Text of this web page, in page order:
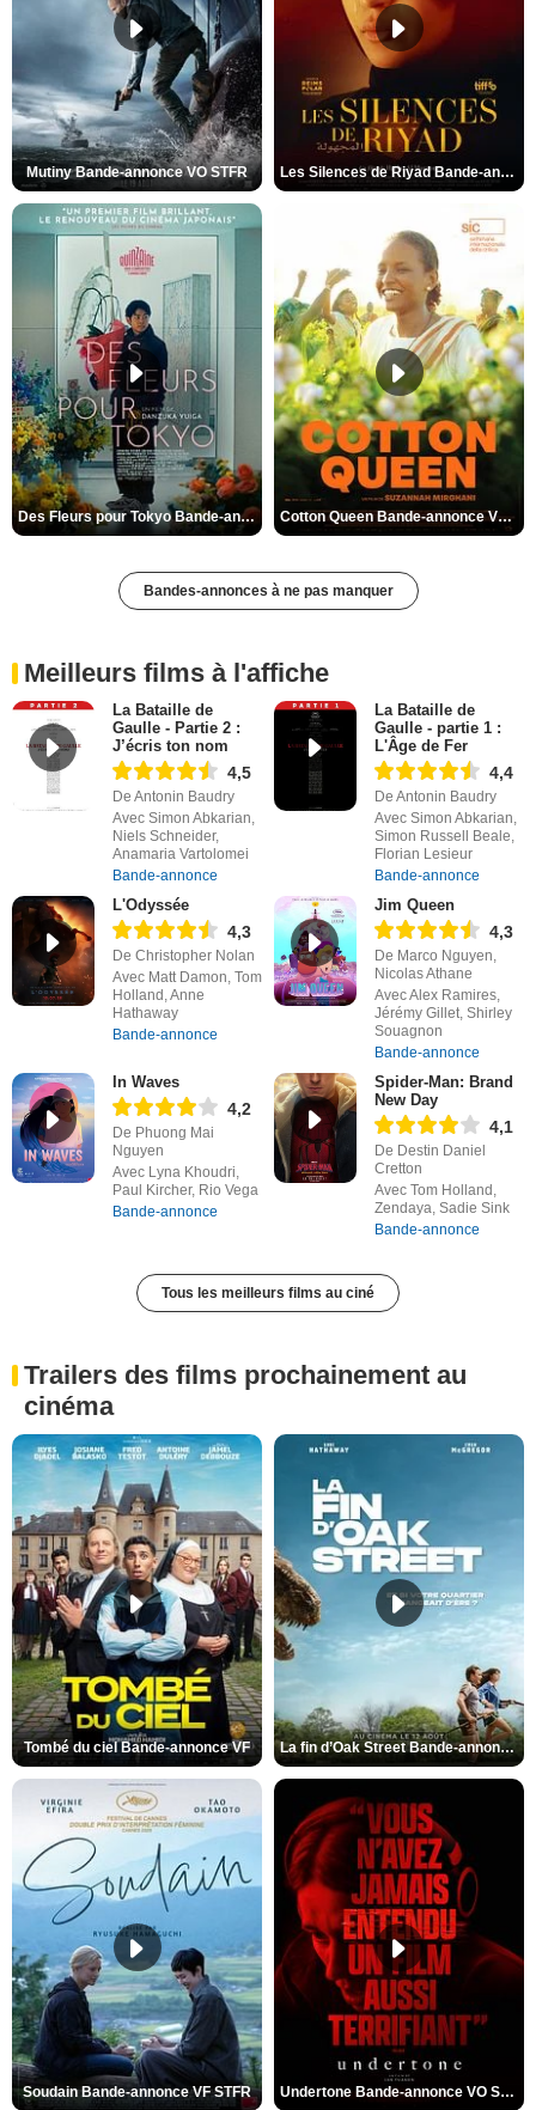
Mutiny Bande-annonce VO STFR Les Silences de Riyad Bande-annonce VO STFR
Des Fleurs pour Tokyo Bande-annonce VO STFR Cotton Queen Bande-annonce VO STFR
Bandes-annonces à ne pas manquer
Meilleurs films à l'affiche
La Bataille de
Gaulle - Partie 2 :
J’écris ton nom
4,5
De Antonin Baudry
Avec Simon Abkarian,
Niels Schneider,
Anamaria Vartolomei
Bande-annonce
La Bataille de
Gaulle - partie 1 :
L'Âge de Fer
4,4
De Antonin Baudry
Avec Simon Abkarian,
Simon Russell Beale,
Florian Lesieur
Bande-annonce
L'Odyssée
4,3
De Christopher Nolan
Avec Matt Damon, Tom
Holland, Anne
Hathaway
Bande-annonce
Jim Queen
4,3
De Marco Nguyen,
Nicolas Athane
Avec Alex Ramires,
Jérémy Gillet, Shirley
Souagnon
Bande-annonce
In Waves
4,2
De Phuong Mai
Nguyen
Avec Lyna Khoudri,
Paul Kircher, Rio Vega
Bande-annonce
Spider-Man: Brand
New Day
4,1
De Destin Daniel
Cretton
Avec Tom Holland,
Zendaya, Sadie Sink
Bande-annonce
Tous les meilleurs films au ciné
Trailers des films prochainement au
cinéma
Tombé du ciel Bande-annonce VF La fin d’Oak Street Bande-annonce VO STFR
Soudain Bande-annonce VF STFR Undertone Bande-annonce VO STFR